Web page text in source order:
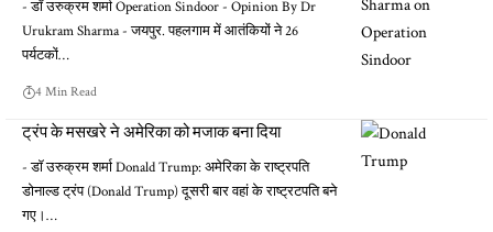
- डॉ उरुक्रम शर्मा Operation Sindoor - Opinion By Dr
Urukram Sharma - जयपुर. पहलगाम में आतंकियों ने 26
पर्यटकों…
4 Min Read
ट्रंप के मसखरे ने अमेरिका को मजाक बना दिया
- डॉ उरुक्रम शर्मा Donald Trump: अमेरिका के राष्ट्रपति
डोनाल्ड ट्रंप (Donald Trump) दूसरी बार वहां के राष्ट्रटपति बने
गए।…